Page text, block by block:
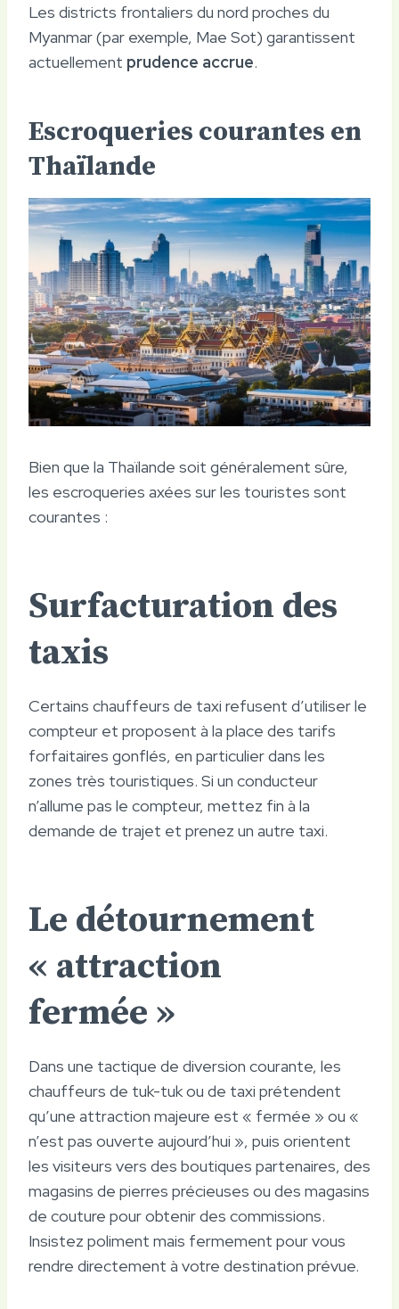
Les districts frontaliers du nord proches du
Myanmar (par exemple, Mae Sot) garantissent
actuellement prudence accrue.
Escroqueries courantes en
Thaïlande
Bien que la Thaïlande soit généralement sûre,
les escroqueries axées sur les touristes sont
courantes :
Surfacturation des
taxis
Certains chauffeurs de taxi refusent d’utiliser le
compteur et proposent à la place des tarifs
forfaitaires gonflés, en particulier dans les
zones très touristiques. Si un conducteur
n’allume pas le compteur, mettez fin à la
demande de trajet et prenez un autre taxi.
Le détournement
« attraction
fermée »
Dans une tactique de diversion courante, les
chauffeurs de tuk-tuk ou de taxi prétendent
qu’une attraction majeure est « fermée » ou «
n’est pas ouverte aujourd’hui », puis orientent
les visiteurs vers des boutiques partenaires, des
magasins de pierres précieuses ou des magasins
de couture pour obtenir des commissions.
Insistez poliment mais fermement pour vous
rendre directement à votre destination prévue.